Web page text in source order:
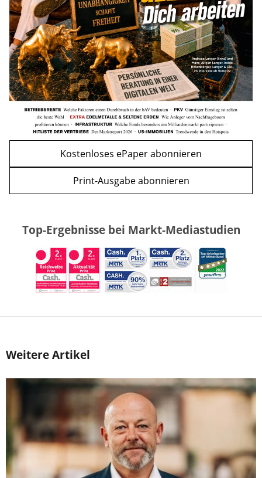
WEITERE ARTIKEL
zurückweiter
mehr
Kostenloses ePaper abonnieren
Print-Ausgabe abonnieren
Top-Ergebnisse bei Markt-Mediastudien
Weitere Artikel